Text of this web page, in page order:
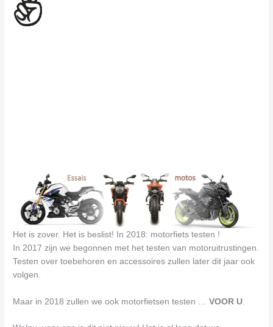
Het is zover. Het is beslist! In 2018: motorfiets testen !
In 2017 zijn we begonnen met het testen van motoruitrustingen.
Testen over toebehoren en accessoires zullen later dit jaar ook
volgen.
Maar in 2018 zullen we ook motorfietsen testen …VOOR U